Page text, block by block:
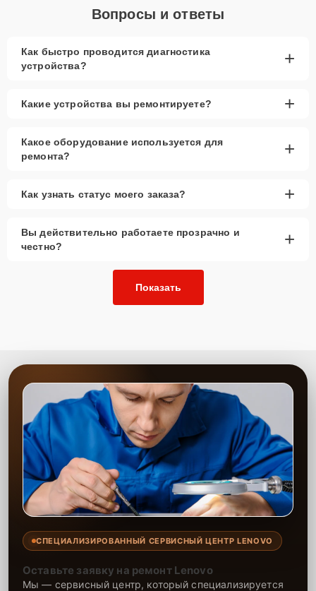
Вопросы и ответы
Как быстро проводится диагностика
устройства?
+
Какие устройства вы ремонтируете? +
Какое оборудование используется для
ремонта?
+
Как узнать статус моего заказа? +
Вы действительно работаете прозрачно и
честно?
+
Показать
СПЕЦИАЛИЗИРОВАННЫЙ СЕРВИСНЫЙ ЦЕНТР LENOVO
Оставьте заявку на ремонт Lenovo
Мы — сервисный центр, который специализируется